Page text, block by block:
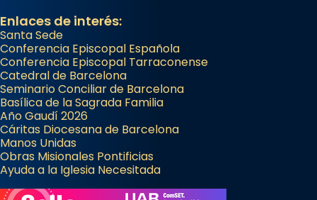
Enlaces de interés:
Santa Sede
Conferencia Episcopal Española
Conferencia Episcopal Tarraconense
Catedral de Barcelona
Seminario Conciliar de Barcelona
Basílica de la Sagrada Familia
Año Gaudí 2026
Cáritas Diocesana de Barcelona
Manos Unidas
Obras Misionales Pontificias
Ayuda a la Iglesia Necesitada